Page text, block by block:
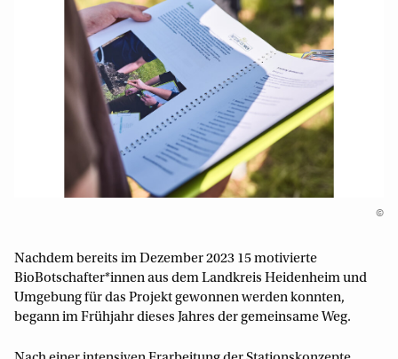
©
Nachdem bereits im Dezember 2023 15 motivierte
BioBotschafter*innen aus dem Landkreis Heidenheim und
Umgebung für das Projekt gewonnen werden konnten,
begann im Frühjahr dieses Jahres der gemeinsame Weg.